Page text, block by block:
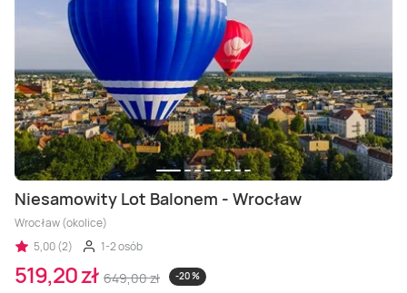
Niesamowity Lot Balonem - Wrocław
Wrocław (okolice)
5,00 (2)
1-2 osób
519,20 zł 649,00 zł
-20 %